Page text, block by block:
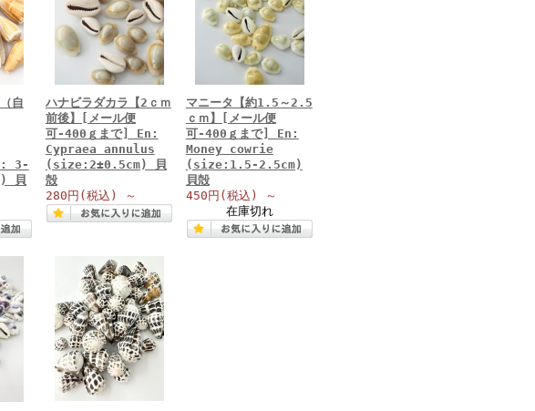
自
3-
貝
ハナビラダカラ【2ｃｍ
前後】[メール便
可-400ｇまで] En:
Cypraea annulus
(size:2±0.5cm) 貝
殻
280円 (税込) ～
マニータ【約1.5～2.5
ｃｍ】[メール便
可-400ｇまで] En:
Money cowrie
(size:1.5-2.5cm)
貝殻
450円 (税込)
～
在庫切れ